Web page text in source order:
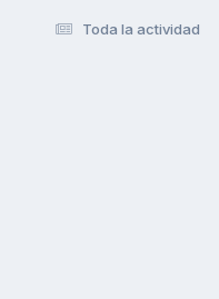
Toda la actividad